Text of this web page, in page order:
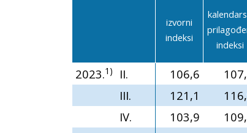
izvorni
indeksi
indeksi
2023.1) II. 106,6
III.
121,1
IV.
103,9